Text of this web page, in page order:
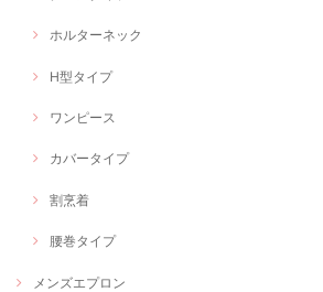
ホルターネック
H型タイプ
ワンピース
カバータイプ
割烹着
腰巻タイプ
メンズエプロン